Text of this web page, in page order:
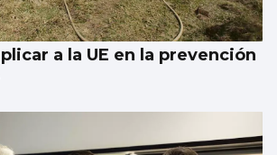
a la UE en la prevención